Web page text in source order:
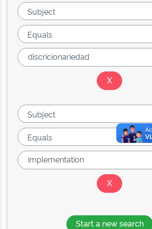
Start a new search